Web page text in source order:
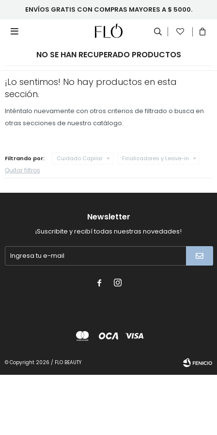
ENVÍOS GRATIS CON COMPRAS MAYORES A $ 5000.

NO SE HAN RECUPERADO PRODUCTOS
¡Lo sentimos! No hay productos en esta
sección.
Inténtalo nuevamente con otros criterios de filtrado o busca en
otras secciones de nuestro catálogo.
Filtrando por: Cuidado Capilar Finalizadores y Leave-in
Quitar filtros
Newsletter
¡Suscribite y recibí todas nuestras novedades!
 
© Copyright 2026 / FLO BEAUTY